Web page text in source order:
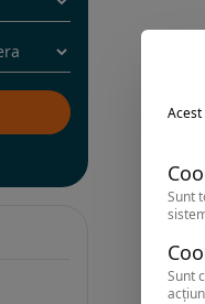
Sunt
Sunt